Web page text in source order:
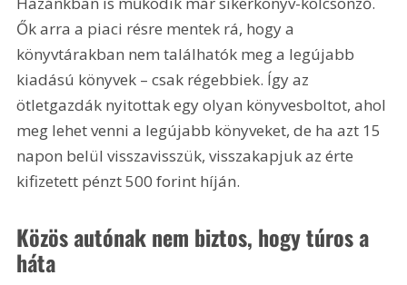
Ők arra a piaci résre mentek rá, hogy a
könyvtárakban nem találhatók meg a legújabb
kiadású könyvek – csak régebbiek. Így az
ötletgazdák nyitottak egy olyan könyvesboltot, ahol
meg lehet venni a legújabb könyveket, de ha azt 15
napon belül visszavisszük, visszakapjuk az érte
kifizetett pénzt 500 forint híján.
Közös autónak nem biztos, hogy túros a
háta